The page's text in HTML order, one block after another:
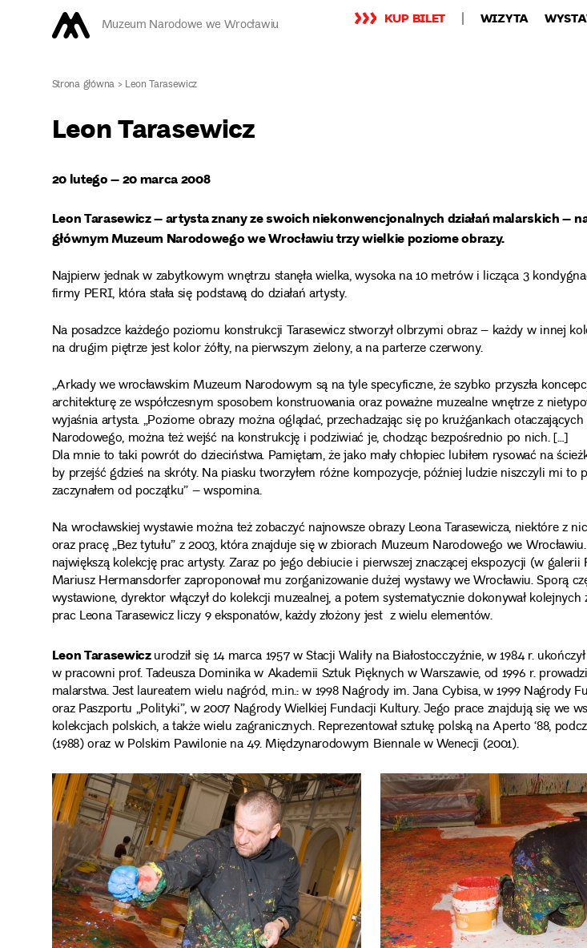
Muzeum Narodowe we Wrocławiu KUP BILET WIZYTA
Strona główna>Leon Tarasewicz
Leon Tarasewicz
20 lutego – 20 marca 2008
Leon Tarasewicz – artysta znany ze swoich niekonwencjonalnych działań malarskich –
głównym Muzeum Narodowego we Wrocławiu trzy wielkie poziome obrazy.
Najpierw jednak w zabytkowym wnętrzu stanęła wielka, wysoka na 10 metrów i licząca 3
firmy PERI, która stała się podstawą do działań artysty.
Na posadzce każdego poziomu konstrukcji Tarasewicz stworzył olbrzymi obraz – każdy w innej
na drugim piętrze jest kolor żółty, na pierwszym zielony, a na parterze czerwony.
„Arkady we wrocławskim Muzeum Narodowym są na tyle specyficzne, że szybko przyszła
architekturę ze współczesnym sposobem konstruowania oraz poważne muzealne wnętrze z
wyjaśnia artysta. „Poziome obrazy można oglądać, przechadzając się po krużgankach
Narodowego, można też wejść na konstrukcję i podziwiać je, chodząc bezpośrednio po nich. […]
Dla mnie to taki powrót do dzieciństwa. Pamiętam, że jako mały chłopiec lubiłem rysować na
by przejść gdzieś na skróty. Na piasku tworzyłem różne kompozycje, później ludzie niszczyli mi to
zaczynałem od początku” – wspomina.
Na wrocławskiej wystawie można też zobaczyć najnowsze obrazy Leona Tarasewicza, niektóre z
oraz pracę „Bez tytułu” z 2003, która znajduje się w zbiorach Muzeum Narodowego we
największą kolekcję prac artysty. Zaraz po jego debiucie i pierwszej znaczącej ekspozycji (w galerii
Mariusz Hermansdorfer zaproponował mu zorganizowanie dużej wystawy we Wrocławiu. Sporą
wystawione, dyrektor włączył do kolekcji muzealnej, a potem systematycznie dokonywał
prac Leona Tarasewicz liczy 9 eksponatów, każdy złożony jest z wielu elementów.
Leon Tarasewiczurodził się 14 marca 1957 w Stacji Waliły na Białostocczyźnie, w 1984 r.
w pracowni prof. Tadeusza Dominika w Akademii Sztuk Pięknych w Warszawie, od 1996 r.
malarstwa. Jest laureatem wielu nagród, m.in.: w 1998 Nagrody im. Jana Cybisa, w 1999 Nagrody
oraz Paszportu „Polityki”, w 2007 Nagrody Wielkiej Fundacji Kultury. Jego prace znajdują się we
kolekcjach polskich, a także wielu zagranicznych. Reprezentował sztukę polską na Aperto ‘88,
(1988) oraz w Polskim Pawilonie na 49. Międzynarodowym Biennale w Wenecji (2001).